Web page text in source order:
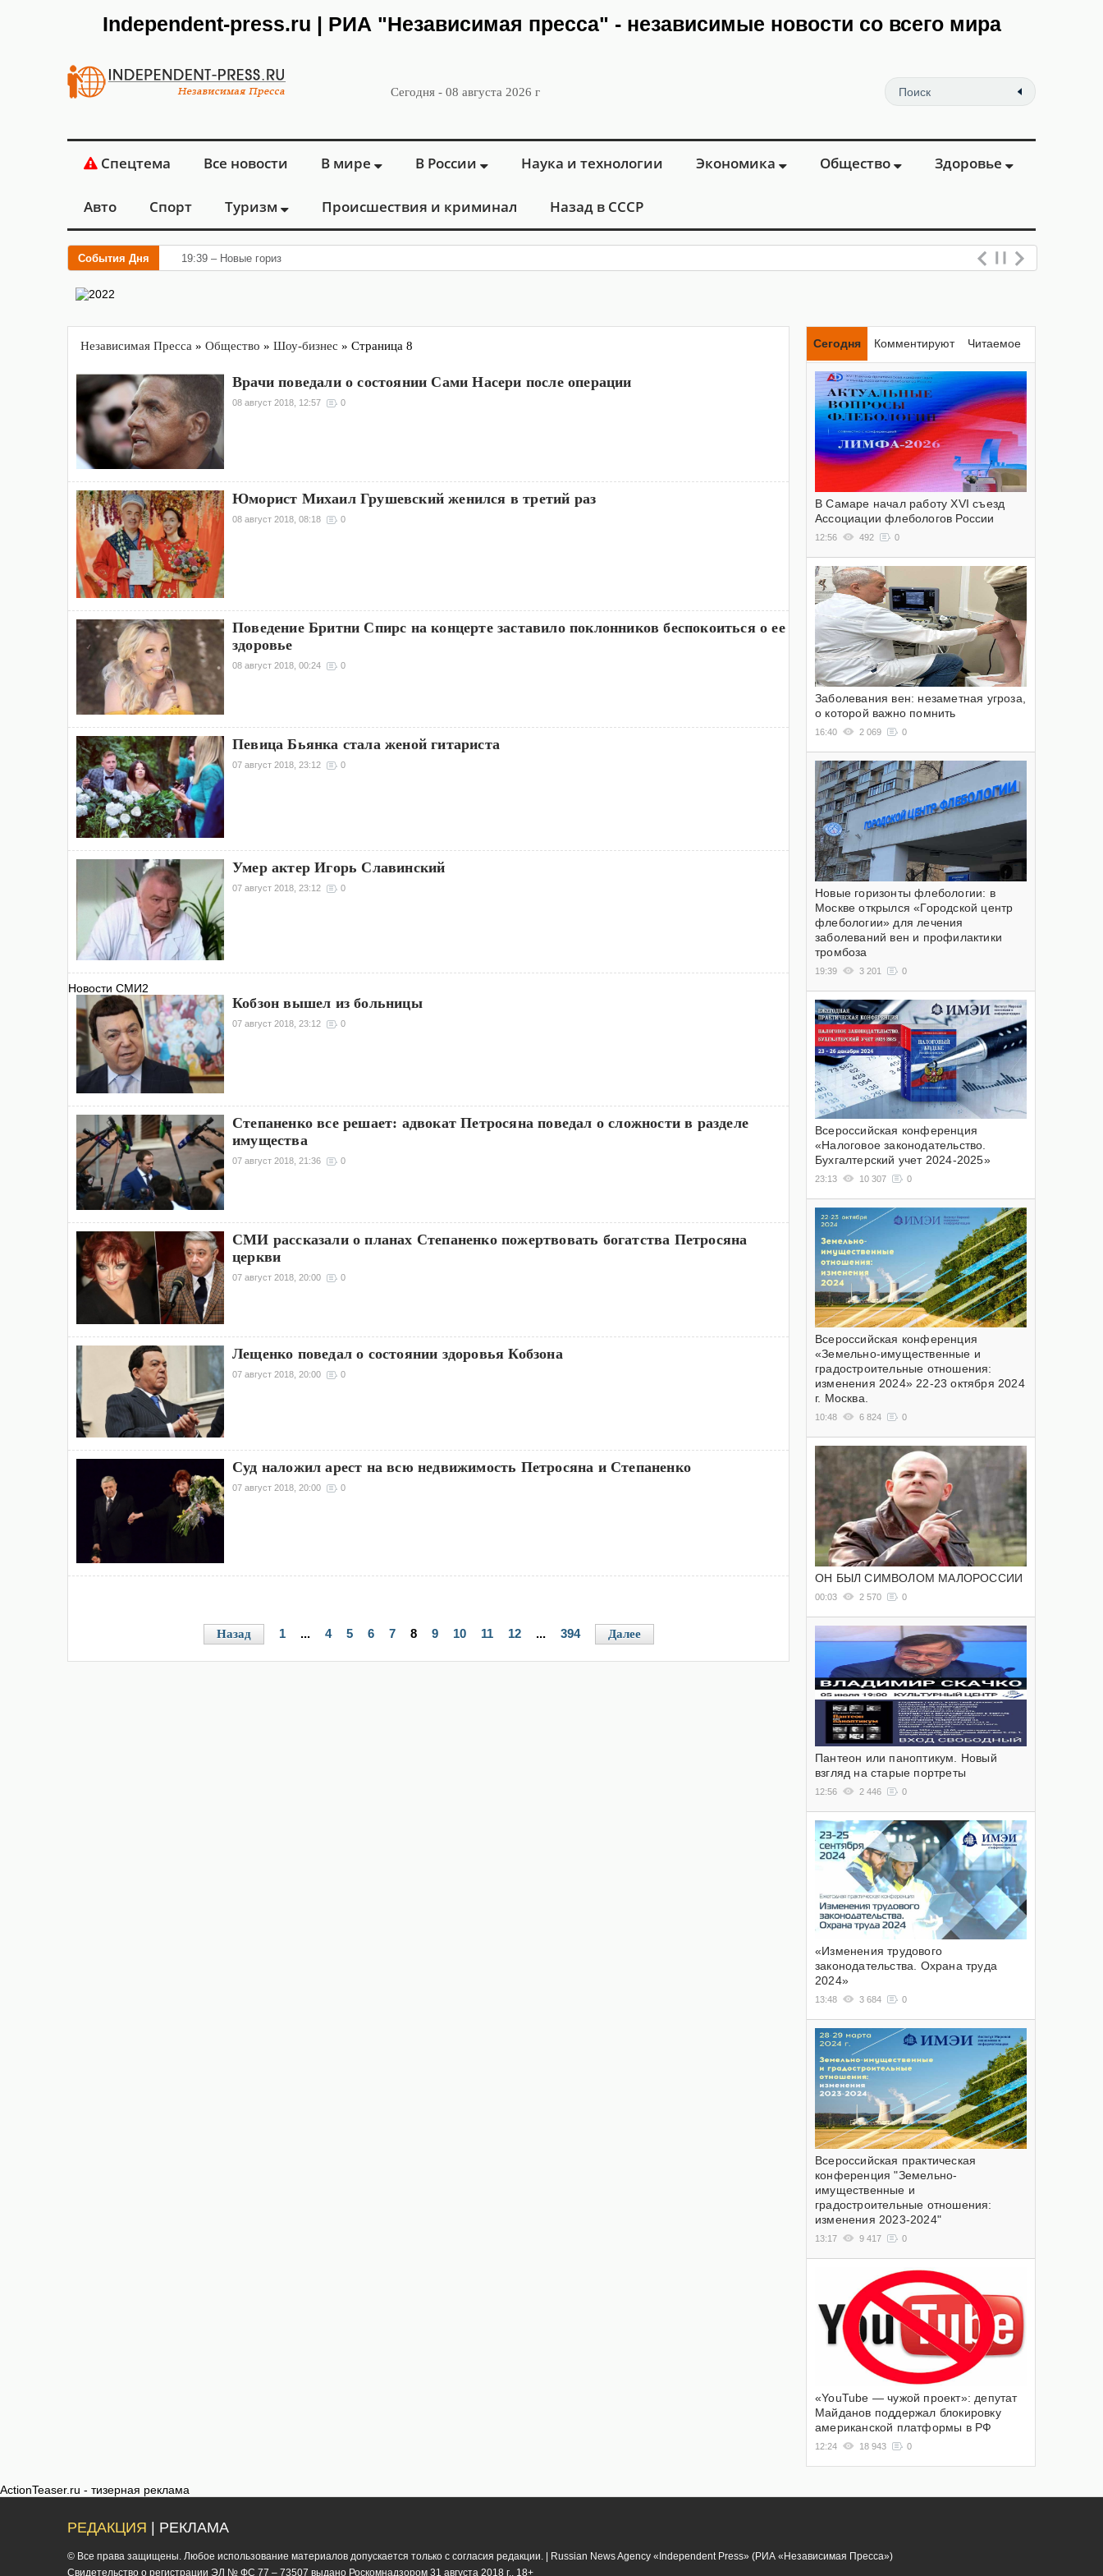
Independent-press.ru | РИА "Независимая пресса" - независимые новости со всего мира
Сегодня - 08 августа 2026 г
Спецтема Все новости В мире В России Наука и технологии Экономика Общество Здоровье
Авто Спорт Туризм Происшествия и криминал Назад в СССР
События Дня 19:39 – Новые горизонты флебологии: в Москве о
Независимая Пресса » Общество » Шоу-бизнес » Страница 8
Врачи поведали о состоянии Сами Насери после операции‍
08 август 2018, 12:57 0
Юморист Михаил Грушевский женился в третий раз
08 август 2018, 08:18 0
Поведение Бритни Спирс на концерте заставило поклонников беспокоиться о ее
здоровье
08 август 2018, 00:24 0
Певица Бьянка стала женой гитариста
07 август 2018, 23:12 0
Умер актер Игорь Славинский
07 август 2018, 23:12 0
Новости СМИ2
Кобзон вышел из больницы
07 август 2018, 23:12 0
Степаненко все решает: адвокат Петросяна поведал о сложности в разделе
имущества
07 август 2018, 21:36 0
СМИ рассказали о планах Степаненко пожертвовать богатства Петросяна
церкви
07 август 2018, 20:00 0
Лещенко поведал о состоянии здоровья Кобзона
07 август 2018, 20:00 0
Суд наложил арест на всю недвижимость Петросяна и Степаненко
07 август 2018, 20:00 0
Назад 1 ... 4 5 6 7 8 9 10 11 12 ... 394 Далее
Сегодня Комментируют Читаемое
В Самаре начал работу XVI съезд
Ассоциации флебологов России
12:56 492 0
Заболевания вен: незаметная угроза,
о которой важно помнить
16:40 2 069 0
Новые горизонты флебологии: в
Москве открылся «Городской центр
флебологии» для лечения
заболеваний вен и профилактики
тромбоза
19:39 3 201 0
Всероссийская конференция
«Налоговое законодательство.
Бухгалтерский учет 2024-2025»
23:13 10 307 0
Всероссийская конференция
«Земельно-имущественные и
градостроительные отношения:
изменения 2024» 22-23 октября 2024
г. Москва.
10:48 6 824 0
ОН БЫЛ СИМВОЛОМ МАЛОРОССИИ
00:03 2 570 0
Пантеон или паноптикум. Новый
взгляд на старые портреты
12:56 2 446 0
«Изменения трудового
законодательства. Охрана труда
2024»
13:48 3 684 0
Всероссийская практическая
конференция "Земельно-
имущественные и
градостроительные отношения:
изменения 2023-2024"
13:17 9 417 0
«YouTube — чужой проект»: депутат
Майданов поддержал блокировку
американской платформы в РФ
12:24 18 943 0
ActionTeaser.ru - тизерная реклама
РЕДАКЦИЯ | РЕКЛАМА
© Все права защищены. Любое использование материалов допускается только с согласия редакции. | Russian News Agency «Independent Press» (РИА «Независимая Пресса»)
Cвидетельство о регистрации ЭЛ № ФС 77 – 73507 выдано Роскомнадзором 31 августа 2018 г.. 18+